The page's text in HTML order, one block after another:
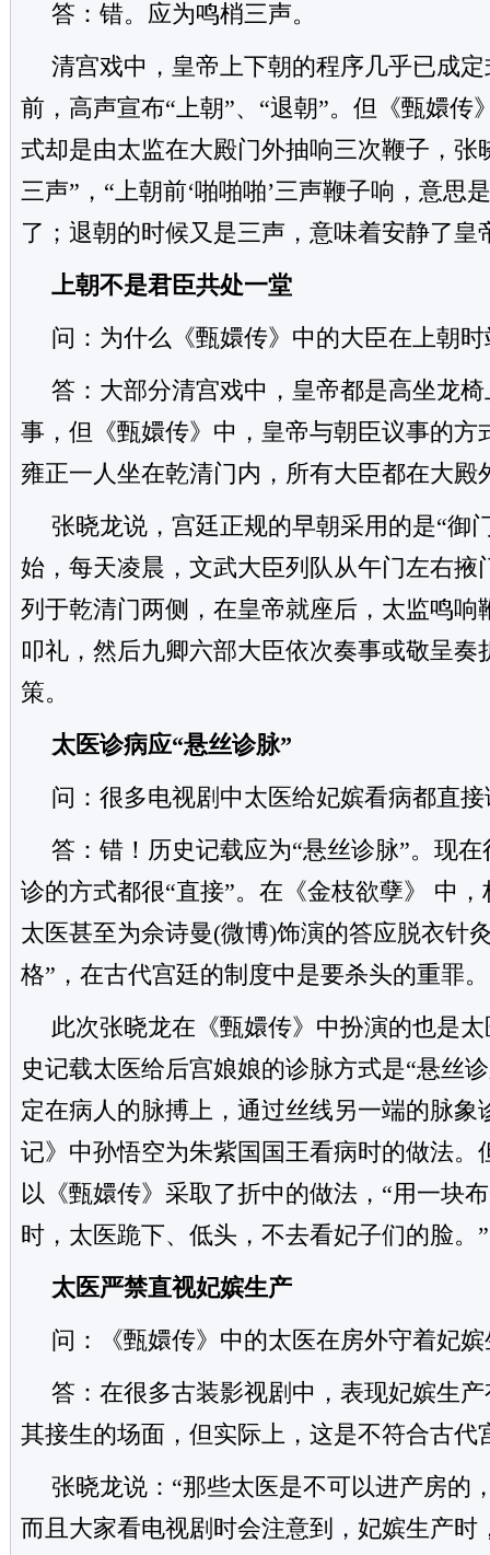
答：错。应为鸣梢三声。
清宫戏中，皇帝上下朝的程序几乎已成
前，高声宣布“上朝”、“退朝”。但《甄嬛传
式却是由太监在大殿门外抽响三次鞭子，张
三声”，“上朝前‘啪啪啪’三声鞭子响，意思
了；退朝的时候又是三声，意味着安静了皇
上朝不是君臣共处一堂
问：为什么《甄嬛传》中的大臣在上朝
答：大部分清宫戏中，皇帝都是高坐龙
事，但《甄嬛传》中，皇帝与朝臣议事的方
雍正一人坐在乾清门内，所有大臣都在大殿
张晓龙说，宫廷正规的早朝采用的是“御
始，每天凌晨，文武大臣列队从午门左右掖
列于乾清门两侧，在皇帝就座后，太监鸣响
叩礼，然后九卿六部大臣依次奏事或敬呈奏
策。
太医诊病应“悬丝诊脉”
问：很多电视剧中太医给妃嫔看病都直
答：错！历史记载应为“悬丝诊脉”。现
诊的方式都很“直接”。在 《金枝欲孽》 中，
太医甚至为佘诗曼(微博)饰演的答应脱衣针
格”，在古代宫廷的制度中是要杀头的重罪。
此次张晓龙在《甄嬛传》中扮演的也是
史记载太医给后宫娘娘的诊脉方式是“悬丝
定在病人的脉搏上，通过丝线另一端的脉象
记》 中孙悟空为朱紫国国王看病时的做法。
以《甄嬛传》采取了折中的做法，“用一块
时，太医跪下、低头，不去看妃子们的脸。”
太医严禁直视妃嫔生产
问：《甄嬛传》中的太医在房外守着妃
答：在很多古装影视剧中，表现妃嫔生
其接生的场面，但实际上，这是不符合古代
张晓龙说：“那些太医是不可以进产房的
而且大家看电视剧时会注意到，妃嫔生产时